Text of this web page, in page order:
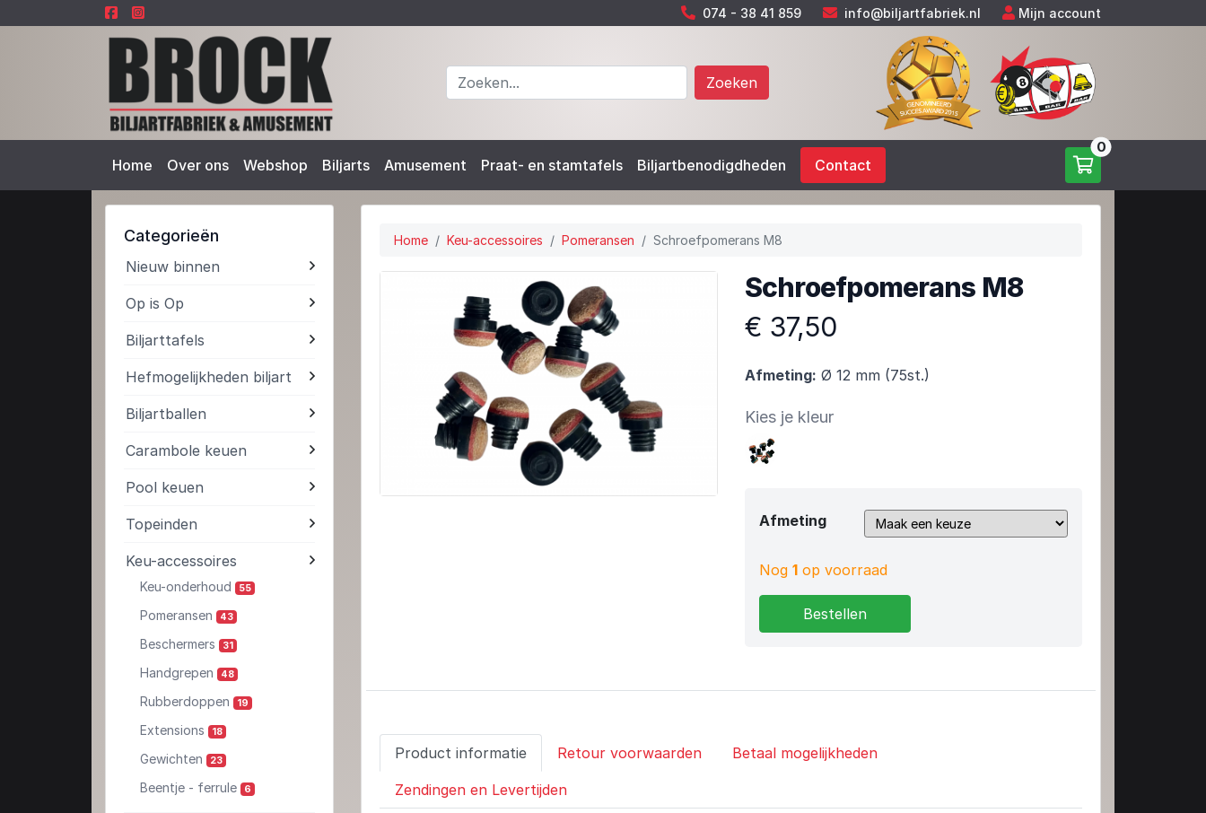
074 - 38 41 859 info@biljartfabriek.nl Mijn account
Zoeken
Home Over ons Webshop Biljarts Amusement Praat- en stamtafels Biljartbenodigdheden Contact
0
Categorieën
Nieuw binnen
Op is Op
Biljarttafels
Hefmogelijkheden biljart
Biljartballen
Carambole keuen
Pool keuen
Topeinden
Keu-accessoires
Keu-onderhoud 55
Pomeransen 43
Beschermers 31
Handgrepen 48
Rubberdoppen 19
Extensions 18
Gewichten 23
Beentje - ferrule 6
Home Keu-accessoires Pomeransen Schroefpomerans M8
Schroefpomerans M8
€ 37,50
Afmeting: Ø 12 mm (75st.)
Kies je kleur
Afmeting
Nog 1op voorraad
Bestellen
Product informatie Retour voorwaarden Betaal mogelijkheden
Zendingen en Levertijden